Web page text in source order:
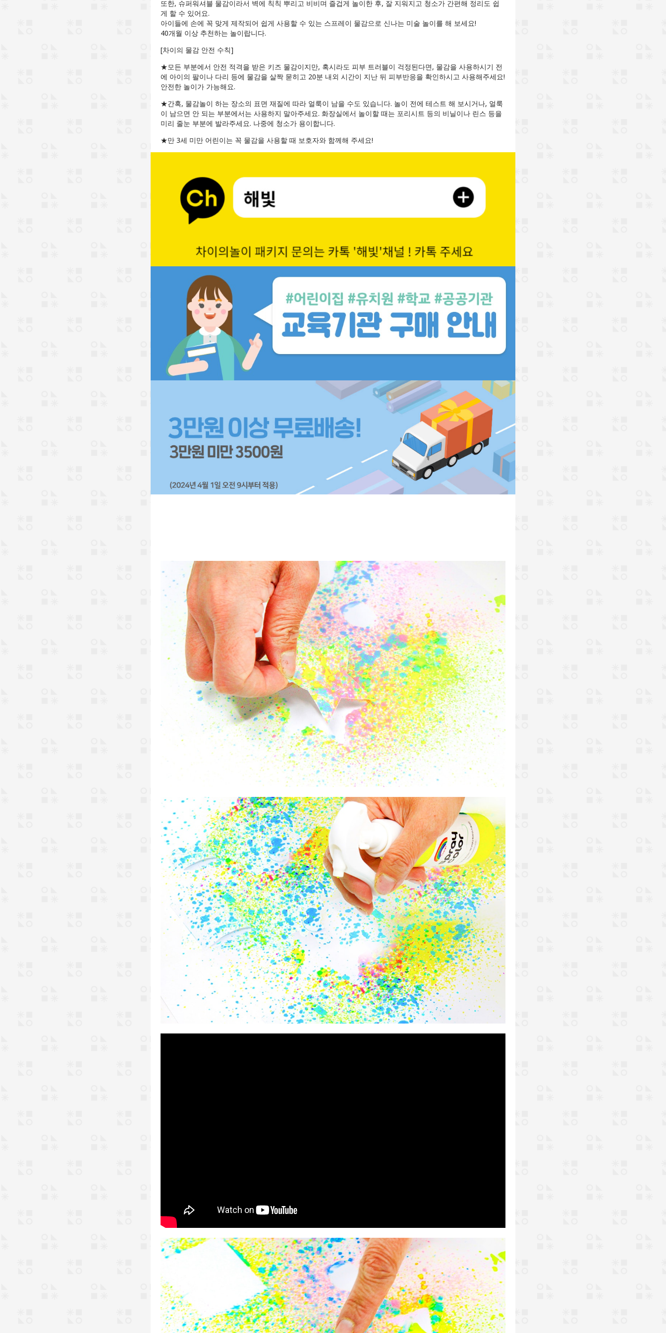
또한, 슈퍼워셔블 물감이라서 벽에 칙칙 뿌리고 비비며 즐겁게 놀이한 후, 잘 지워지고 청소가 간편해 정리도 쉽
게 할 수 있어요.
아이들에 손에 꼭 맞게 제작되어 쉽게 사용할 수 있는 스프레이 물감으로 신나는 미술 놀이를 해 보세요!
40개월 이상 추천하는 놀이랍니다.
[차이의 물감 안전 수칙]
★모든 부분에서 안전 적격을 받은 키즈 물감이지만, 혹시라도 피부 트러블이 걱정된다면, 물감을 사용하시기 전
에 아이의 팔이나 다리 등에 물감을 살짝 묻히고 20분 내외 시간이 지난 뒤 피부반응을 확인하시고 사용해주세요!
안전한 놀이가 가능해요.
★간혹, 물감놀이 하는 장소의 표면 재질에 따라 얼룩이 남을 수도 있습니다. 놀이 전에 테스트 해 보시거나, 얼룩
이 남으면 안 되는 부분에서는 사용하지 말아주세요. 화장실에서 놀이할 때는 포리시트 등의 비닐이나 린스 등을
미리 줄눈 부분에 발라주세요. 나중에 청소가 용이합니다.
★만 3세 미만 어린이는 꼭 물감을 사용할 때 보호자와 함께해 주세요!